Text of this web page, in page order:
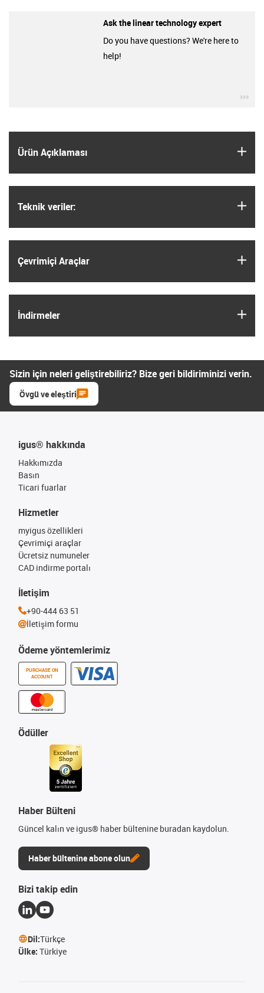
Ürün Açıklaması
Teknik veriler:
Çevrimiçi Araçlar
İndirmeler
Ask the linear technology expert
Do you have questions? We're here to
help!
Sizin için neleri geliştirebiliriz? Bize geri bildiriminizi verin.
Övgü ve eleştiri
igus® hakkında
Hakkımızda
Basın
Ticari fuarlar
Ödeme yöntemlerimiz
PURCHASE ON
ACCOUNT
Hizmetler
myigus özellikleri
Çevrimiçi araçlar
Ücretsiz numuneler
CAD indirme portalı
Ödüller
Haber Bülteni
Güncel kalın ve igus® haber bültenine buradan kaydolun.
Haber bültenine abone olun
İletişim
+90-444 63 51
İletişim formu
Bizi takip edin
Dil:Türkçe
Ülke: Türkiye